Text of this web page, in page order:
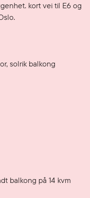
kort vei til E6 og
solrik balkong
balkong på 14 kvm